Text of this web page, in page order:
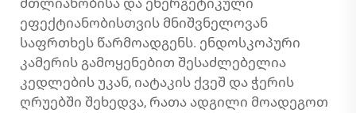
მთლიანობისა და ენერგეტიკული
ეფექტიანობისთვის მნიშვნელოვან
საფრთხეს წარმოადგენს. ენდოსკოპური
კამერის გამოყენებით შესაძლებელია
კედლების უკან, იატაკის ქვეშ და ჭერის
ღრუებში შეხედვა, რათა ადგილი მოადეგოთ